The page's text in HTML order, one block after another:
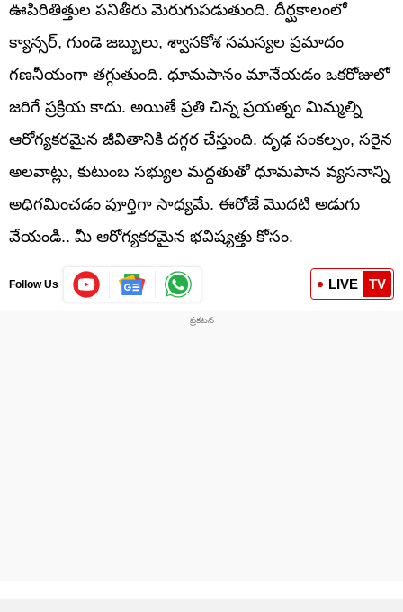
ఊపిరితిత్తుల పనితీరు మెరుగుపడుతుంది. దీర్ఘకాలంలో
క్యాన్సర్, గుండె జబ్బులు, శ్వాసకోశ సమస్యల ప్రమాదం
గణనీయంగా తగ్గుతుంది. ధూమపానం మానేయడం ఒకరోజులో
జరిగే ప్రక్రియ కాదు. అయితే ప్రతి చిన్న ప్రయత్నం మిమ్మల్ని
ఆరోగ్యకరమైన జీవితానికి దగ్గర చేస్తుంది. దృఢ సంకల్పం, సరైన
అలవాట్లు, కుటుంబ సభ్యుల మద్దతుతో ధూమపాన వ్యసనాన్ని
అధిగమించడం పూర్తిగా సాధ్యమే. ఈరోజే మొదటి అడుగు
వేయండి.. మీ ఆరోగ్యకరమైన భవిష్యత్తు కోసం.
Follow Us LIVE TV